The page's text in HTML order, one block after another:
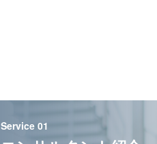
Service 01